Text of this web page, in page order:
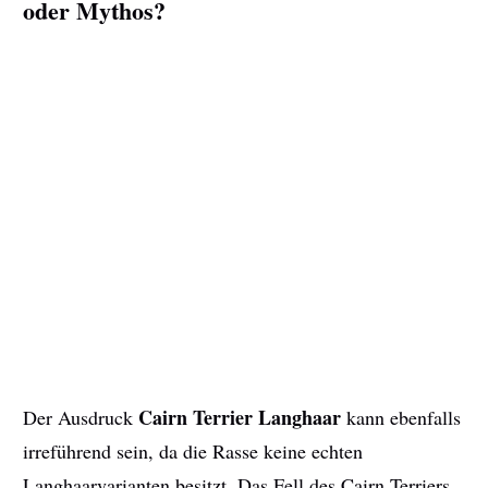
oder Mythos?
Der Ausdruck Cairn Terrier Langhaar kann ebenfalls
irreführend sein, da die Rasse keine echten